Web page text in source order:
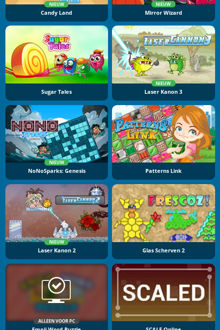
NIEUW
Candy Land
NIEUW
Mirror Wizard
Sugar Tales
NIEUW
Laser Kanon 3
NIEUW
NoNoSparks: Genesis Patterns Link
NIEUW
Laser Kanon 2 Glas Scherven 2
ALLEEN VOOR PC